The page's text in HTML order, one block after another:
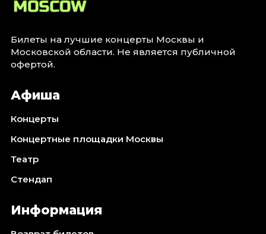
Билеты на лучшие концерты Москвы и
Московской области. Не является публичной
офертой.
Афиша
Концерты
Концертные площадки Москвы
Театр
Стендап
Информация